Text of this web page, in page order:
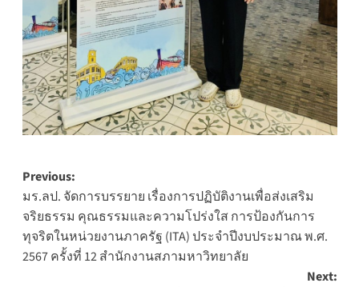
Post
navigation
Previous:
มร.ลป. จัดการบรรยาย เรื่องการปฏิบัติงานเพื่อส่งเสริม
จริยธรรม คุณธรรมและความโปร่งใส การป้องกันการ
ทุจริตในหน่วยงานภาครัฐ (ITA) ประจำปีงบประมาณ พ.ศ.
2567 ครั้งที่ 12 สำนักงานสภามหาวิทยาลัย
Next: